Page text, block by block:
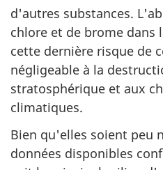
d'autres substances.
chlore et de brome dans
cette dernière risque de
négligeable à la
stratosphérique et aux
climatiques.
Bien qu'elles soient peu
données disponibles